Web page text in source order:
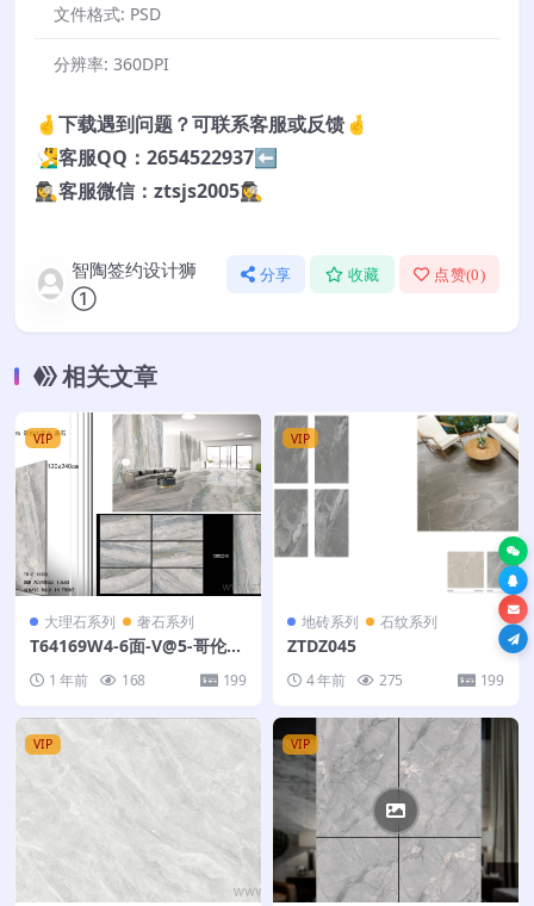
文件格式: PSD
分辨率: 360DPI
🤞下载遇到问题？可联系客服或反馈🤞
🧏‍♂️客服QQ：2654522937⬅️
🕵️‍♀️客服微信：ztsjs2005🕵️‍♀️
智陶签约设计狮
①
分享 收藏 点赞(0)
相关文章
VIP
大理石系列 奢石系列
T64169W4-6面-V@5-哥伦比
1 年前 168 199
VIP
地砖系列 石纹系列
ZTDZ045
4 年前 275 199
VIP VIP